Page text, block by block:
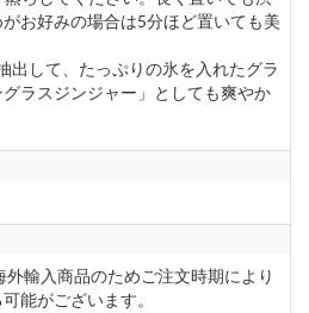
お好みの場合は5分ほど置いても美
出して、たっぷりの氷を入れたグラ
ラスジンジャー」としても爽やか
輸入商品のためご注文時期により
能がございます。